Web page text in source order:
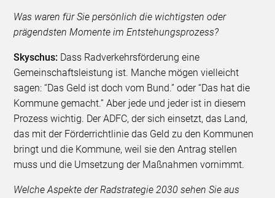
Was waren für Sie persönlich die wichtigsten oder
prägendsten Momente im Entstehungsprozess?
Skyschus: Dass Radverkehrsförderung eine
Gemeinschaftsleistung ist. Manche mögen vielleicht
sagen: “Das Geld ist doch vom Bund.” oder “Das hat die
Kommune gemacht.” Aber jede und jeder ist in diesem
Prozess wichtig. Der ADFC, der sich einsetzt, das Land,
das mit der Förderrichtlinie das Geld zu den Kommunen
bringt und die Kommune, weil sie den Antrag stellen
muss und die Umsetzung der Maßnahmen vornimmt.
Welche Aspekte der Radstrategie 2030 sehen Sie aus